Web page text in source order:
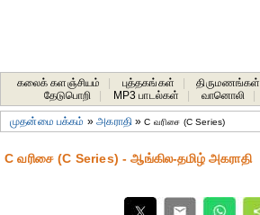
கலைக் களஞ்சியம் புத்தகங்கள் திருமணங்கள்
தேடுபொறி
MP3 பாடல்கள் வானொலி
முதன்மை பக்கம் »அகராதி»C வரிசை (C Series)
C வரிசை (C Series) - ஆங்கில-தமிழ் அகராதி